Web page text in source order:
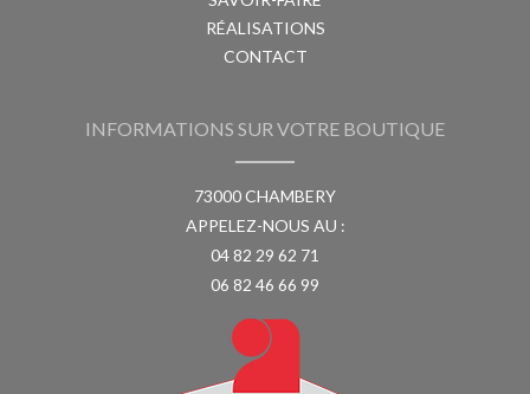
RÉALISATIONS
CONTACT
INFORMATIONS SUR VOTRE BOUTIQUE
73000 CHAMBERY
APPELEZ-NOUS AU :
04 82 29 62 71
06 82 46 66 99